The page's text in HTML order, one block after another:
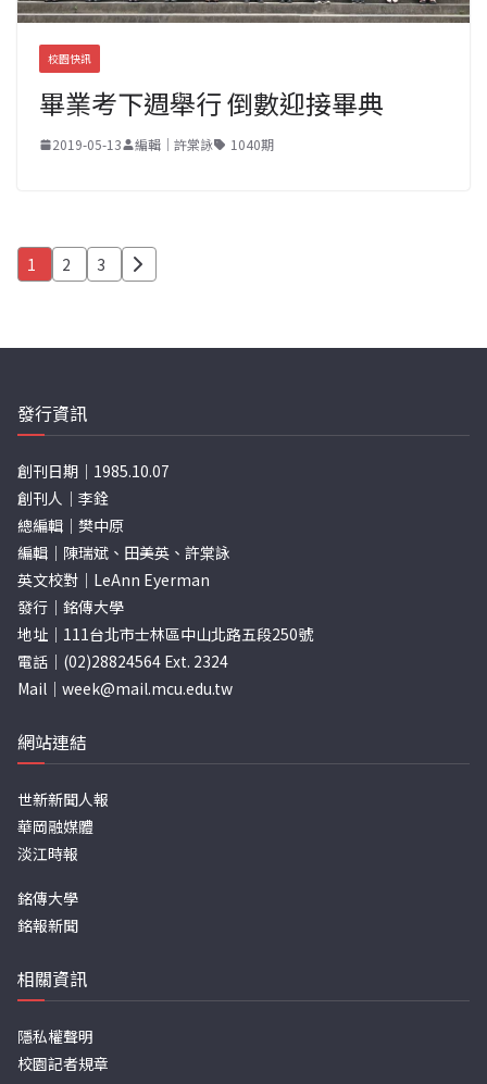
校園快訊
畢業考下週舉行 倒數迎接畢典
2019-05-13 編輯｜許棠詠 1040期
文
分
頁
1 2 3
發行資訊
創刊日期｜1985.10.07
創刊人｜李銓
總編輯｜樊中原
編輯｜陳瑞斌、田美英、許棠詠
英文校對｜LeAnn Eyerman
發行｜銘傳大學
地址｜111台北市士林區中山北路五段250號
電話｜(02)28824564 Ext. 2324
Mail｜ week@mail.mcu.edu.tw
網站連結
世新新聞人報
華岡融媒體
淡江時報
銘傳大學
銘報新聞
相關資訊
隱私權聲明
校園記者規章